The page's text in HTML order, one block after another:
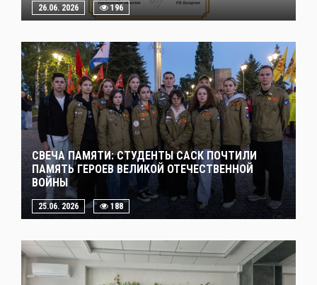
26.06. 2026 196
СВЕЧА ПАМЯТИ: СТУДЕНТЫ САСК ПОЧТИЛИ
ПАМЯТЬ ГЕРОЕВ ВЕЛИКОЙ ОТЕЧЕСТВЕННОЙ
ВОЙНЫ
25.06. 2026 188